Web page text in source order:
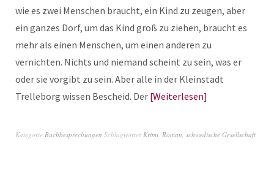
wie es zwei Menschen braucht, ein Kind zu zeugen, aber
ein ganzes Dorf, um das Kind groß zu ziehen, braucht es
mehr als einen Menschen, um einen anderen zu
vernichten. Nichts und niemand scheint zu sein, was er
oder sie vorgibt zu sein. Aber alle in der Kleinstadt
Trelleborg wissen Bescheid. Der Weiterlesen
Kategorie Buchbesprechungen SchlagwörterKrimi, Roman, schwedische Gesellschaft